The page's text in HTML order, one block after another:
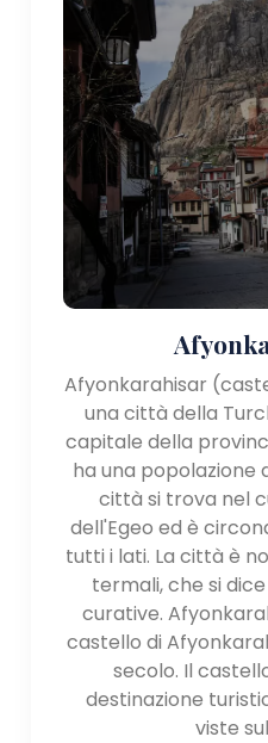
Afyonkarahisar
una città della
capitale della
ha una popolazione
città si trova nel
dell'Egeo ed è
tutti i lati. La città è
termali, che si
curative.
castello di
secolo. Il
destinazione
viste